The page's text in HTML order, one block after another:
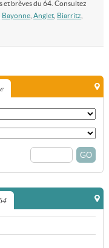
et brèves du 64. Consultez
Bayonne, Anglet, Biarritz